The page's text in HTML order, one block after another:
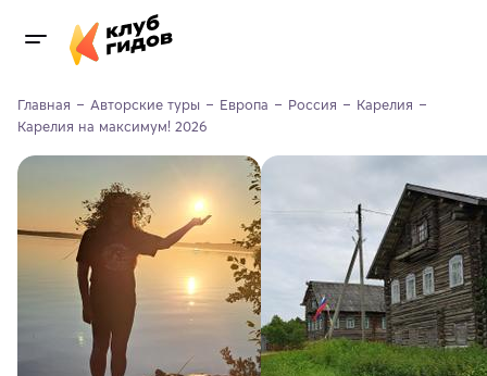
Главная Авторские туры Европа Россия
Карелия
Карелия на максимум! 2026